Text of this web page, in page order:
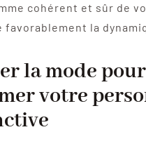
cohérent et sûr de
la
la mode pour
votre